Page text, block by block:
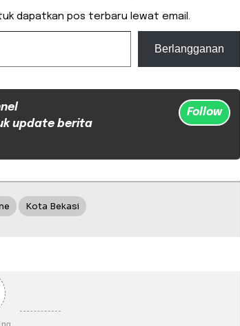
dapatkan pos terbaru lewat email.
Berlangganan
update berita
Follow
Kota Bekasi